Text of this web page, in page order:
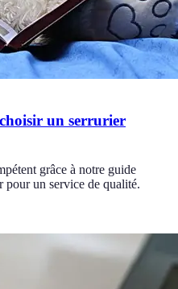
un serrurier
grâce à notre guide
pour un service de qualité.